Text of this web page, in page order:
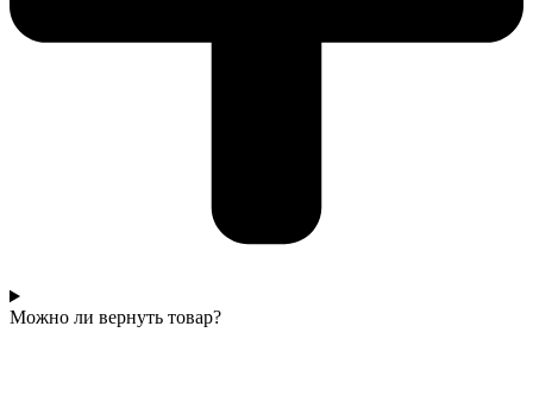
Можно ли вернуть товар?